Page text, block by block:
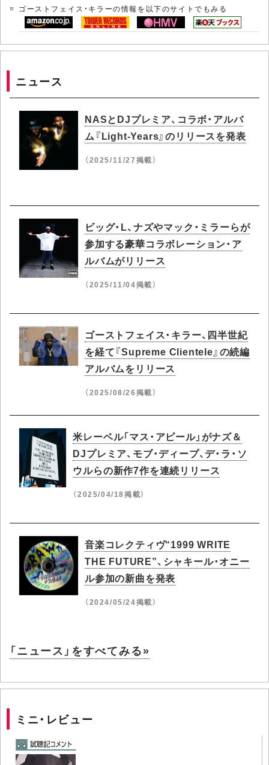
ゴーストフェイス・キラーの情報を以下のサイトでもみる
ニュース
NASとDJプレミア、コラボ・アルバ
ム『Light-Years』のリリースを発表
（2025/11/27掲載）
ビッグ・L、ナズやマック・ミラーらが
参加する豪華コラボレーション・ア
ルバムがリリース
（2025/11/04掲載）
ゴーストフェイス・キラー、四半世紀
を経て『Supreme Clientele』の続編
アルバムをリリース
（2025/08/26掲載）
米レーベル「マス・アピール」がナズ＆
DJプレミア、モブ・ディープ、デ・ラ・ソ
ウルらの新作7作を連続リリース
（2025/04/18掲載）
音楽コレクティヴ“1999 WRITE
THE FUTURE”、シャキール・オニー
ル参加の新曲を発表
（2024/05/24掲載）
「ニュース」をすべてみる»
ミニ・レビュー